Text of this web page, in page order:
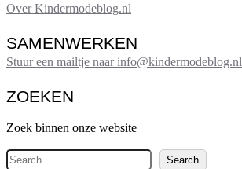
Over Kindermodeblog.nl
SAMENWERKEN
Stuur een mailtje naar info@kindermodeblog.nl
ZOEKEN
Zoek binnen onze website
Z
Search